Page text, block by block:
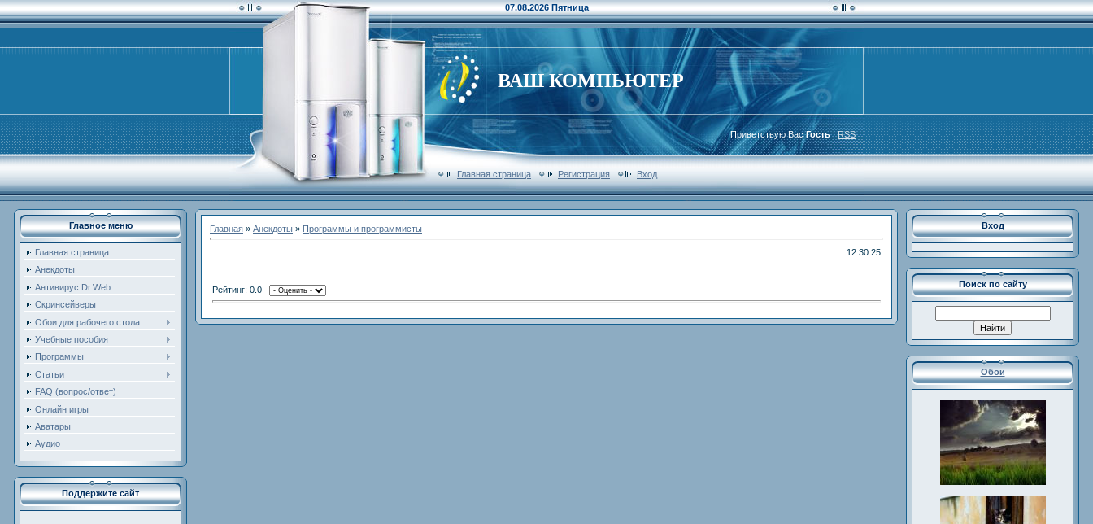
07.08.2026 Пятница
ВАШ КОМПЬЮТЕР
Приветствую ВасГость|RSS
Главная страница Регистрация Вход
Главное меню
Главная страница
Анекдоты
Антивирус Dr.Web
Скринсейверы
Обои для рабочего стола
Учебные пособия
Программы
Статьи
FAQ (вопрос/ответ)
Онлайн игры
Аватары
Аудио
Поддержите сайт
Главная » Анекдоты » Программы и программисты
12:30:25
Рейтинг: 0.0
Вход
Поиск по сайту
Обои